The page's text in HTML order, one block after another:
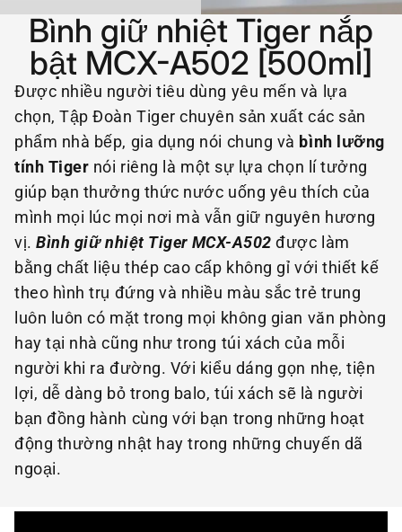
Bình giữ nhiệt Tiger nắp
bật MCX-A502 [500ml]
Được nhiều người tiêu dùng yêu mến và lựa
chọn, Tập Đoàn Tiger chuyên sản xuất các sản
phẩm nhà bếp, gia dụng nói chung và bình lưỡng
tính Tiger nói riêng là một sự lựa chọn lí tưởng
giúp bạn thưởng thức nước uống yêu thích của
mình mọi lúc mọi nơi mà vẫn giữ nguyên hương
vị.Bình giữ nhiệt Tiger MCX-A502 được làm
bằng chất liệu thép cao cấp không gỉ với thiết kế
theo hình trụ đứng và nhiều màu sắc trẻ trung
luôn luôn có mặt trong mọi không gian văn phòng
hay tại nhà cũng như trong túi xách của mỗi
người khi ra đường. Với kiểu dáng gọn nhẹ, tiện
lợi, dễ dàng bỏ trong balo, túi xách sẽ là người
bạn đồng hành cùng với bạn trong những hoạt
động thường nhật hay trong những chuyến dã
ngoại.